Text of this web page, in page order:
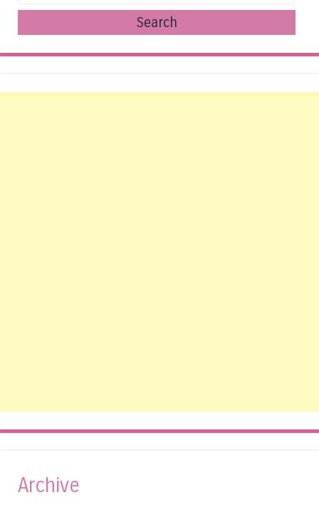
Archive